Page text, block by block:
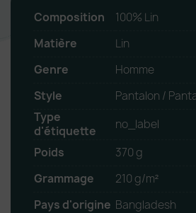
Composition
100% Lin
Matière
Lin
Genre
Homme
Style
Pantalon /
Type
d'étiquette
no_label
Poids
370 g
Grammage
210 g/m²
Pays d'origine Bangladesh